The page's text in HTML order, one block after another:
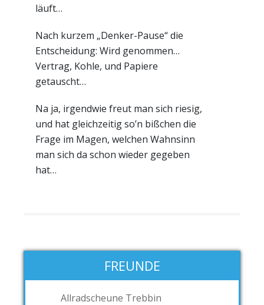
läuft…
Nach kurzem „Denker-Pause“ die
Entscheidung: Wird genommen…
Vertrag, Kohle, und Papiere
getauscht…
Na ja, irgendwie freut man sich riesig,
und hat gleichzeitig so’n bißchen die
Frage im Magen, welchen Wahnsinn
man sich da schon wieder gegeben
hat…
FREUNDE
Allradscheune Trebbin